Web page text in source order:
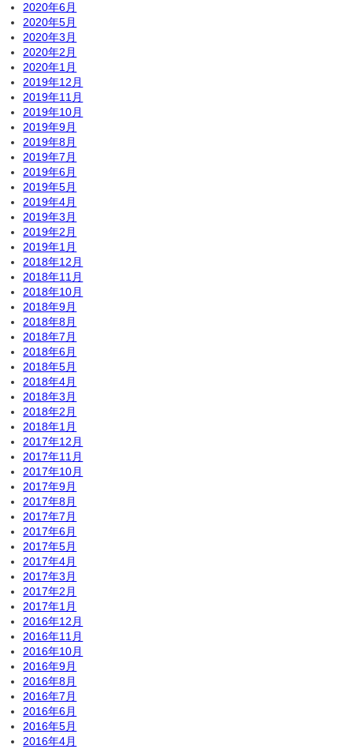
2020年6月
2020年5月
2020年3月
2020年2月
2020年1月
2019年12月
2019年11月
2019年10月
2019年9月
2019年8月
2019年7月
2019年6月
2019年5月
2019年4月
2019年3月
2019年2月
2019年1月
2018年12月
2018年11月
2018年10月
2018年9月
2018年8月
2018年7月
2018年6月
2018年5月
2018年4月
2018年3月
2018年2月
2018年1月
2017年12月
2017年11月
2017年10月
2017年9月
2017年8月
2017年7月
2017年6月
2017年5月
2017年4月
2017年3月
2017年2月
2017年1月
2016年12月
2016年11月
2016年10月
2016年9月
2016年8月
2016年7月
2016年6月
2016年5月
2016年4月